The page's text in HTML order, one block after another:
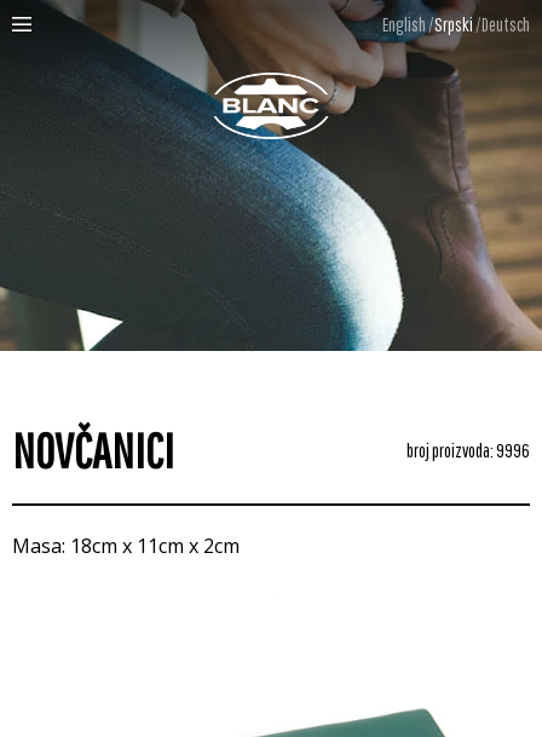
English Srpski Deutsch
NOVČANICI broj proizvoda: 9996
Masa: 18cm x 11cm x 2cm